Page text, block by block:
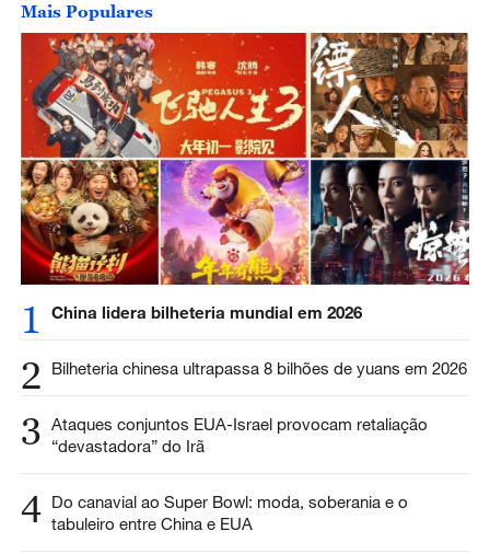
Mais Populares
1 China lidera bilheteria mundial em 2026
2 Bilheteria chinesa ultrapassa 8 bilhões de yuans em 2026
3 Ataques conjuntos EUA-Israel provocam retaliação
“devastadora” do Irã
4 Do canavial ao Super Bowl: moda, soberania e o
tabuleiro entre China e EUA